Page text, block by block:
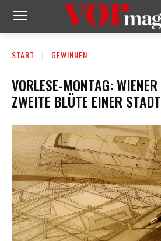
START GEWINNEN
VORLESE-MONTAG:
ZWEITE BLÜTE EINER STADT